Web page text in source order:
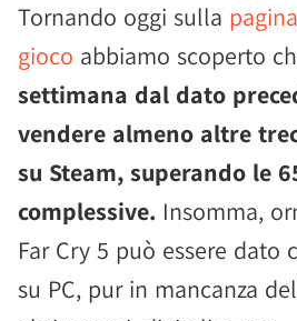
Tornando oggi sulla
gioco abbiamo scoperto
settimana dal dato
vendere almeno altre
su Steam, superando le
complessive. Insomma,
Far Cry 5 può essere dato
su PC, pur in mancanza